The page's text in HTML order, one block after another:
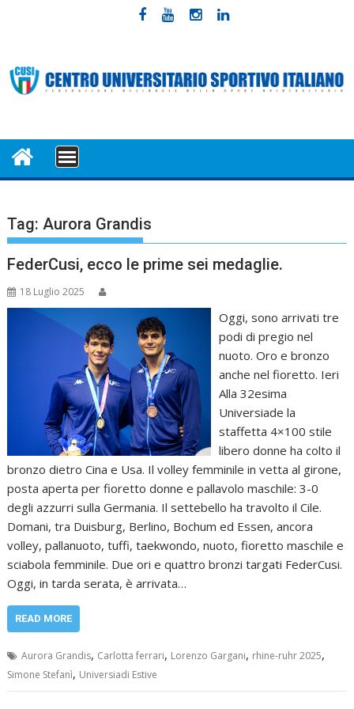
MENU
Tag:Aurora Grandis
FederCusi, ecco le prime sei medaglie.
18 Luglio 2025
Oggi, sono arrivati tre
podi di pregio nel
nuoto. Oro e bronzo
anche nel fioretto. Ieri
Alla 32esima
Universiade la
staffetta 4×100 stile
libero donne ha colto il
bronzo dietro Cina e Usa. Il volley femminile in vetta al girone,
posta aperta per fioretto donne e pallavolo maschile: 3-0
degli azzurri sulla Germania. Il settebello ha travolto il Cile.
Domani, tra Duisburg, Berlino, Bochum ed Essen, ancora
volley, pallanuoto, tuffi, taekwondo, nuoto, fioretto maschile e
sciabola femminile. Due ori e quattro bronzi targati FederCusi.
Oggi, in tarda serata, è arrivata…
READ MORE
Aurora Grandis, Carlotta ferrari, Lorenzo Gargani, rhine-ruhr 2025,
Simone Stefanì, Universiadi Estive